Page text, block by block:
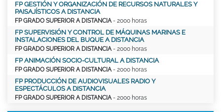
FP GESTIÓN Y ORGANIZACIÓN DE RECURSOS NATURALES Y
PAISAJÍSTICOS A DISTANCIA
FP GRADO SUPERIOR A DISTANCIA- 2000 horas
FP SUPERVISIÓN Y CONTROL DE MÁQUINAS MARINAS E
INSTALACIONES DEL BUQUE A DISTANCIA
FP GRADO SUPERIOR A DISTANCIA- 2000 horas
FP ANIMACIÓN SOCIO-CULTURAL A DISTANCIA
FP GRADO SUPERIOR A DISTANCIA- 2000 horas
FP PRODUCCIÓN DE AUDIOVISUALES RADIO Y
ESPECTÁCULOS A DISTANCIA
FP GRADO SUPERIOR A DISTANCIA- 2000 horas